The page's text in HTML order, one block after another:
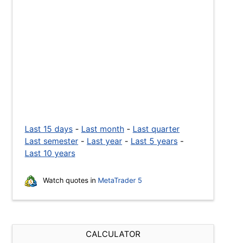
Last 15 days - Last month - Last quarter
Last semester - Last year - Last 5 years -
Last 10 years
Watch quotes in MetaTrader 5
CALCULATOR